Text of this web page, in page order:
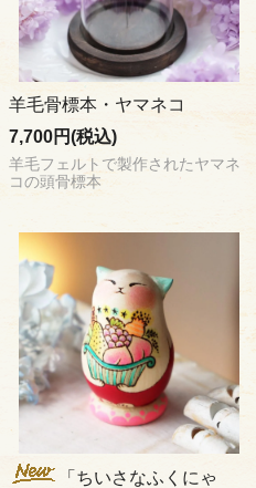
羊毛骨標本・ヤマネコ
7,700円(税込)
羊毛フェルトで製作されたヤマネ
コの頭骨標本
「ちいさなふくにゃ